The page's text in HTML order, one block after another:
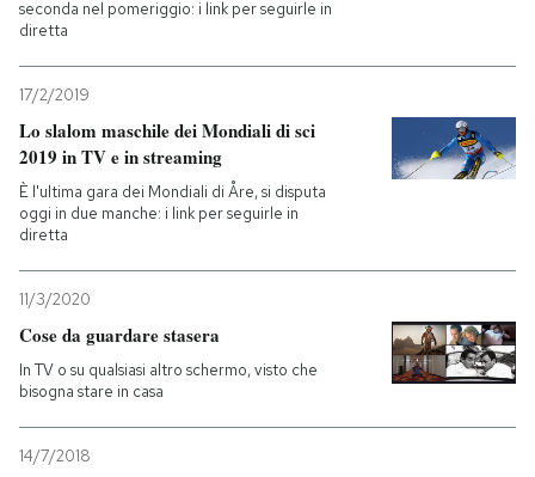
seconda nel pomeriggio: i link per seguirle in
diretta
17/2/2019
Lo slalom maschile dei Mondiali di sci
2019 in TV e in streaming
È l'ultima gara dei Mondiali di Åre, si disputa
oggi in due manche: i link per seguirle in
diretta
11/3/2020
Cose da guardare stasera
In TV o su qualsiasi altro schermo, visto che
bisogna stare in casa
14/7/2018